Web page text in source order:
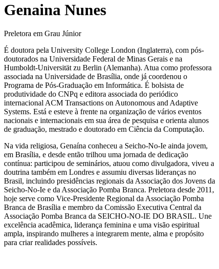
Genaina Nunes
Preletora em Grau Júnior
É doutora pela University College London (Inglaterra), com pós-
doutorados na Universidade Federal de Minas Gerais e na
Humboldt-Universität zu Berlin (Alemanha). Atua como professora
associada na Universidade de Brasília, onde já coordenou o
Programa de Pós-Graduação em Informática. É bolsista de
produtividade do CNPq e editora associada do periódico
internacional ACM Transactions on Autonomous and Adaptive
Systems. Está e esteve à frente na organização de vários eventos
nacionais e internacionais em sua área de pesquisa e orienta alunos
de graduação, mestrado e doutorado em Ciência da Computação.
Na vida religiosa, Genaína conheceu a Seicho-No-Ie ainda jovem,
em Brasília, e desde então trilhou uma jornada de dedicação
contínua: participou de seminários, atuou como divulgadora, viveu a
doutrina também em Londres e assumiu diversas lideranças no
Brasil, incluindo presidências regionais da Associação dos Jovens da
Seicho-No-Ie e da Associação Pomba Branca. Preletora desde 2011,
hoje serve como Vice-Presidente Regional da Associação Pomba
Branca de Brasília e membro da Comissão Executiva Central da
Associação Pomba Branca da SEICHO-NO-IE DO BRASIL. Une
excelência acadêmica, liderança feminina e uma visão espiritual
ampla, inspirando mulheres a integrarem mente, alma e propósito
para criar realidades possíveis.